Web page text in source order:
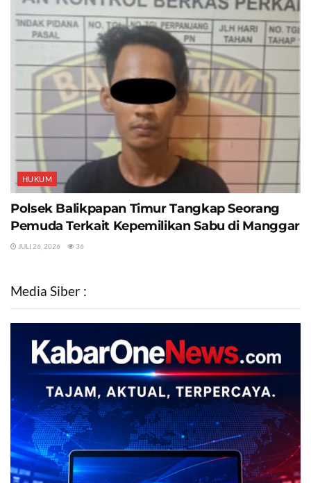
HUKUM
Polsek Balikpapan Timur Tangkap Seorang
Pemuda Terkait Kepemilikan Sabu di Manggar
JULI 26, 2026 36
Media Siber :